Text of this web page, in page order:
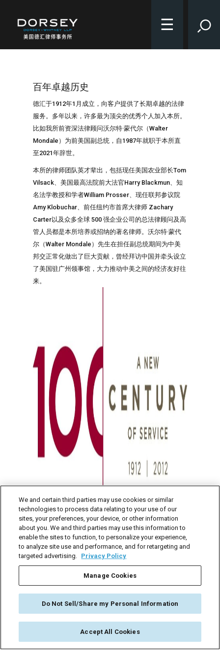
☰
百年卓越历史
德汇于1912年1月成立，向客户提供了长期卓越的法律
服务。多年以来，许多最为顶尖的优秀个人加入本所。
比如我所前资深法律顾问沃尔特·蒙代尔（Walter
Mondale）为前美国副总统，自1987年就职于本所直
至2021年辞世。
本所的律师团队英才辈出，包括现任美国农业部长Tom
Vilsack、美国最高法院前大法官Harry Blackmun、知
名法学教授和学者William Prosser、现任联邦参议院
Amy Klobuchar、前任纽约市首席大律师 Zachary
Carter以及众多全球 500 强企业公司的总法律顾问及高
管人员都是本所培养或招纳的著名律师。沃尔特·蒙代
尔（Walter Mondale）先生在担任副总统期间为中美
邦交正常化做出了巨大贡献，曾经拜访中国并牵头设立
了美国驻广州领事馆，大力推动中美之间的经济友好往
来。
© 2026 Dorsey & Whitney LLP
DORSEY EN
律师广告 联系我们 使用条款 数据隐私
芝加哥 | 博伊西 | 安克雷奇 | 北京 | 达拉斯 | 丹佛 | 得梅因 | 香港 | 伦敦 | 明尼
We and certain third parties may use cookies or similar
technologies to process data relating to your use of our
sites, your preferences, your device, or other information
about you. We and third parties may use this information to
enable the sites to function, to personalize your experience,
to analyze site use and performance, and for retargeting and
targeted advertising. Privacy Policy
Manage Cookies
Do Not Sell/Share my Personal Information
Accept All Cookies